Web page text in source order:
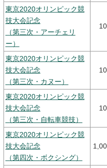
東京2020オリンピック競
技大会記念
（第三次・アーチェリ
ー）
東京2020オリンピック競
技大会記念
（第三次・カヌー）
東京2020オリンピック競
技大会記念
（第三次・自転車競技）
東京2020オリンピック競
技大会記念
（第四次・ボクシング）